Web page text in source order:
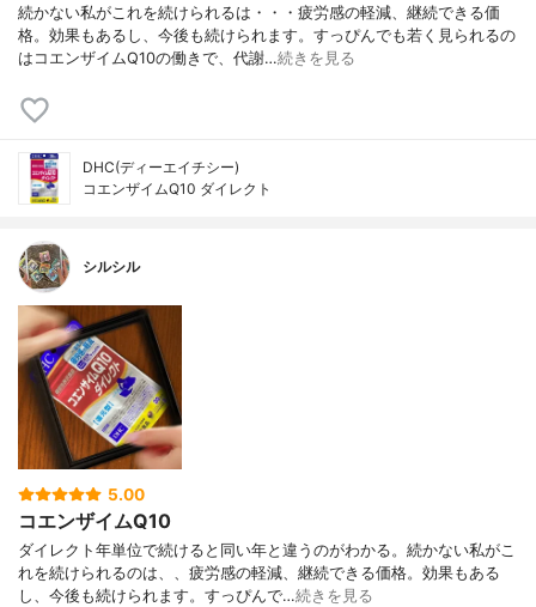
続かない私がこれを続けられるは・・・疲労感の軽減、継続できる価
格。効果もあるし、今後も続けられます。すっぴんでも若く見られるの
はコエンザイムQ10の働きで、代謝…続きを見る
DHC(ディーエイチシー)
コエンザイムQ10 ダイレクト
シルシル
5.00
コエンザイムQ10
ダイレクト年単位で続けると同い年と違うのがわかる。続かない私がこ
れを続けられるのは、、疲労感の軽減、継続できる価格。効果もある
し、今後も続けられます。すっぴんで…続きを見る